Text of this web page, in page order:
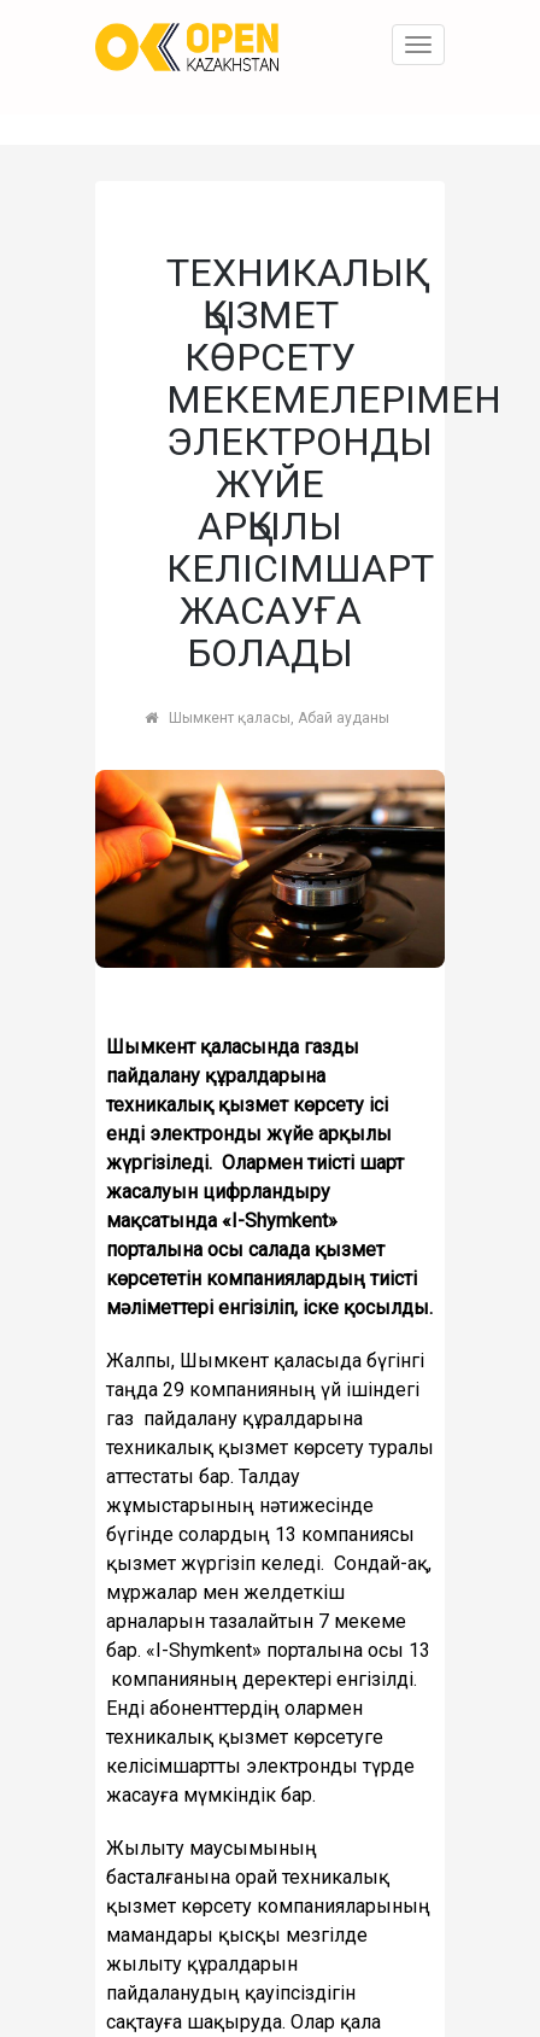
Toggle
ТЕХНИКАЛЫҚ
ҚЫЗМЕТ
КӨРСЕТУ
МЕКЕМЕЛЕРІМЕН
ЭЛЕКТРОНДЫ
ЖҮЙЕ
АРҚЫЛЫ
КЕЛІСІМШАРТ
ЖАСАУҒА
БОЛАДЫ
Шымкент қаласы, Абай ауданы
Шымкент қаласында газды
пайдалану құралдарына
техникалық қызмет көрсету ісі
енді электронды жүйе арқылы
жүргізіледі. Олармен тиісті шарт
жасалуын цифрландыру
мақсатында «I-Shymkent»
порталына осы салада қызмет
көрсететін компаниялардың тиісті
мәліметтері енгізіліп, іске қосылды.
Жалпы, Шымкент қаласыда бүгінгі
таңда 29 компанияның үй ішіндегі
газ пайдалану құралдарына
техникалық қызмет көрсету туралы
аттестаты бар. Талдау
жұмыстарының нәтижесінде
бүгінде солардың 13 компаниясы
қызмет жүргізіп келеді. Сондай-ақ,
мұржалар мен желдеткіш
арналарын тазалайтын 7 мекеме
бар. «I-Shymkent» порталына осы 13
компанияның деректері енгізілді.
Енді абоненттердің олармен
техникалық қызмет көрсетуге
келісімшартты электронды түрде
жасауға мүмкіндік бар.
Жылыту маусымының
басталғанына орай техникалық
қызмет көрсету компанияларының
мамандары қысқы мезгілде
жылыту құралдарын
пайдаланудың қауіпсіздігін
сақтауға шақыруда. Олар қала